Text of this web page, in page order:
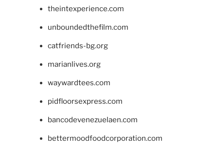
theintexperience.com
unboundedthefilm.com
catfriends-bg.org
marianlives.org
waywardtees.com
pidfloorsexpress.com
bancodevenezuelaen.com
bettermoodfoodcorporation.com